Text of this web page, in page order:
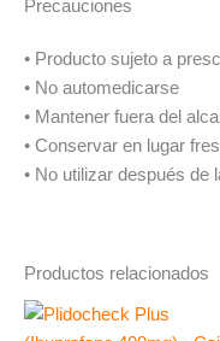
Precauciones
• Producto sujeto a
• No automedicarse
• Mantener fuera del
• Conservar en lugar
• No utilizar después de
Productos relacionados